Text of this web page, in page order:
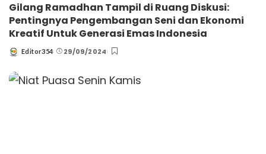
Gilang Ramadhan Tampil di Ruang Diskusi:
Pentingnya Pengembangan Seni dan Ekonomi
Kreatif Untuk Generasi Emas Indonesia
Posted
Editor354 29/09/2024